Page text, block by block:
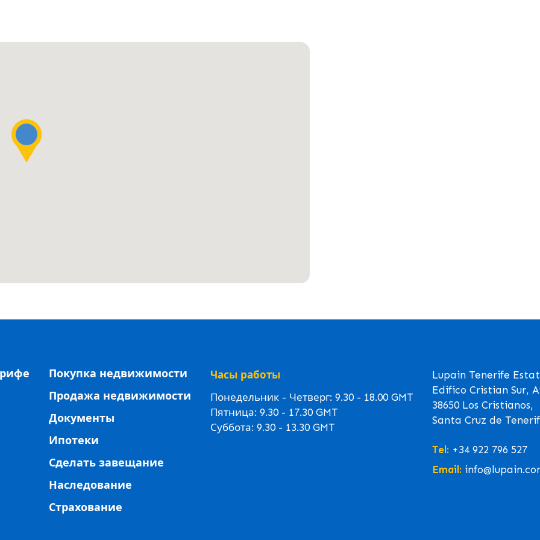
Покупка недвижимости
Продажа недвижимости
Документы
Ипотеки
Сделать завещание
Наследование
Страхование
Часы работы
Понедельник - Четверг: 9.30 - 18.00 GMT
Пятница: 9.30 - 17.30 GMT
Суббота: 9.30 - 13.30 GMT
Lupain Tenerife
Edifico Cristian Sur,
38650 Los Cristianos,
Santa Cruz de
Tel: +34 922 796 527
Email: